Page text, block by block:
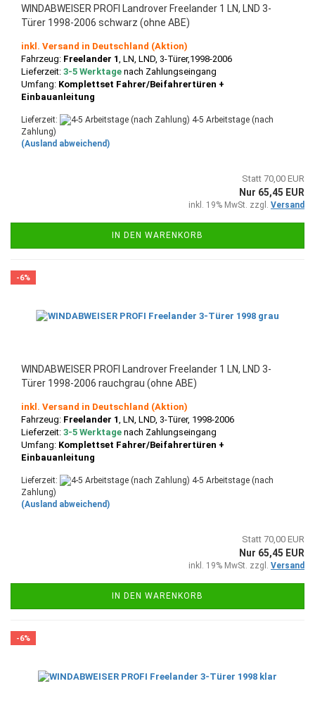
WINDABWEISER PROFI Landrover Freelander 1 LN, LND 3-
Türer 1998-2006 schwarz (ohne ABE)
inkl. Versand in Deutschland (Aktion)
Fahrzeug: Freelander 1 , LN, LND, 3-Türer,1998-2006
Lieferzeit: 3-5 Werktage nach Zahlungseingang
Umfang: Komplettset Fahrer/Beifahrertüren +
Einbauanleitung
Lieferzeit:
4-5 Arbeitstage (nach
Zahlung)
(Ausland abweichend)
Statt 70,00 EUR
Nur 65,45 EUR
inkl. 19% MwSt. zzgl. Versand
IN DEN WARENKORB
-6%
WINDABWEISER PROFI Landrover Freelander 1 LN, LND 3-
Türer 1998-2006 rauchgrau (ohne ABE)
inkl. Versand in Deutschland (Aktion)
Fahrzeug: Freelander 1 , LN, LND, 3-Türer, 1998-2006
Lieferzeit: 3-5 Werktage nach Zahlungseingang
Umfang: Komplettset Fahrer/Beifahrertüren +
Einbauanleitung
Lieferzeit:
4-5 Arbeitstage (nach
Zahlung)
(Ausland abweichend)
Statt 70,00 EUR
Nur 65,45 EUR
inkl. 19% MwSt. zzgl. Versand
IN DEN WARENKORB
-6%